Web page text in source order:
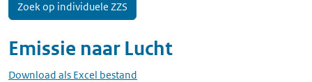
Emissie naar Lucht
Download als Excel bestand